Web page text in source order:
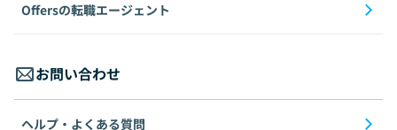
Offersの転職エージェント
お問い合わせ
ヘルプ・よくある質問